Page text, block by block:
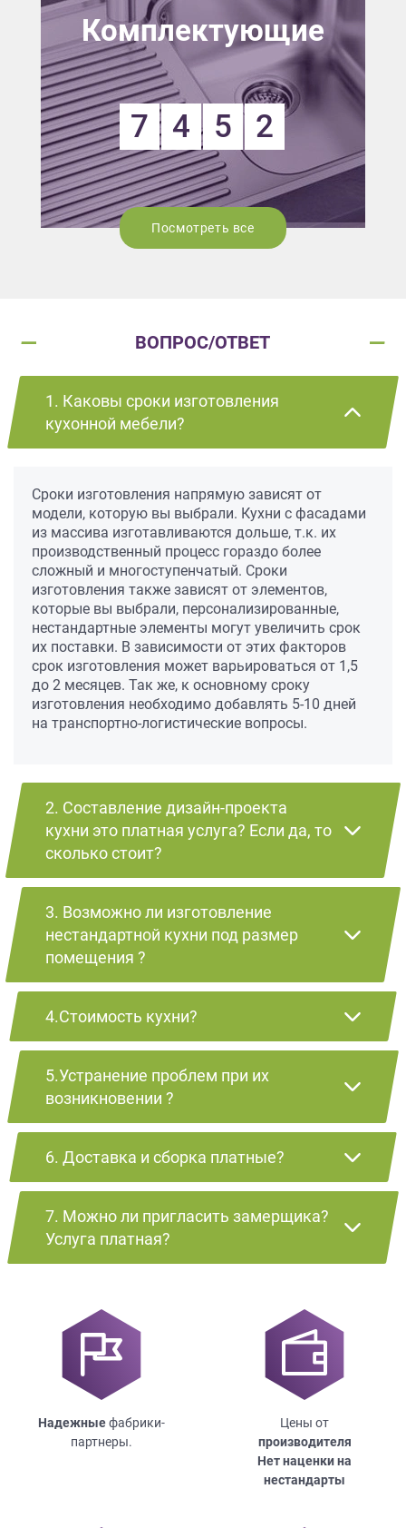
Комплектующие
7 4 5 2
Посмотреть все
ВОПРОС/ОТВЕТ
1. Каковы сроки изготовления
кухонной мебели?
Сроки изготовления напрямую зависят от
модели, которую вы выбрали. Кухни с фасадами
из массива изготавливаются дольше, т.к. их
производственный процесс гораздо более
сложный и многоступенчатый. Сроки
изготовления также зависят от элементов,
которые вы выбрали, персонализированные,
нестандартные элементы могут увеличить срок
их поставки. В зависимости от этих факторов
срок изготовления может варьироваться от 1,5
до 2 месяцев. Так же, к основному сроку
изготовления необходимо добавлять 5-10 дней
на транспортно-логистические вопросы.
2. Составление дизайн-проекта
кухни это платная услуга? Если да, то
сколько стоит?
3. Возможно ли изготовление
нестандартной кухни под размер
помещения ?
4.Стоимость кухни?
5.Устранение проблем при их
возникновении ?
6. Доставка и сборка платные?
7. Можно ли пригласить замерщика?
Услуга платная?
Надежныефабрики-
партнеры.
Цены от
производителя
Нет наценки на
нестандарты